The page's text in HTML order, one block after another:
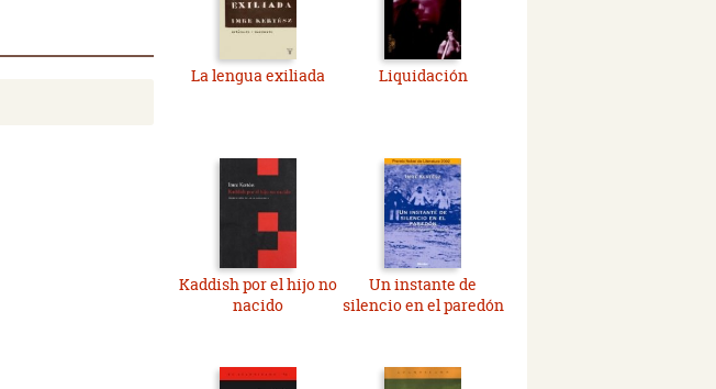
La lengua exiliada Liquidación
Kaddish por el hijo no
nacido
Un instante de
silencio en el paredón